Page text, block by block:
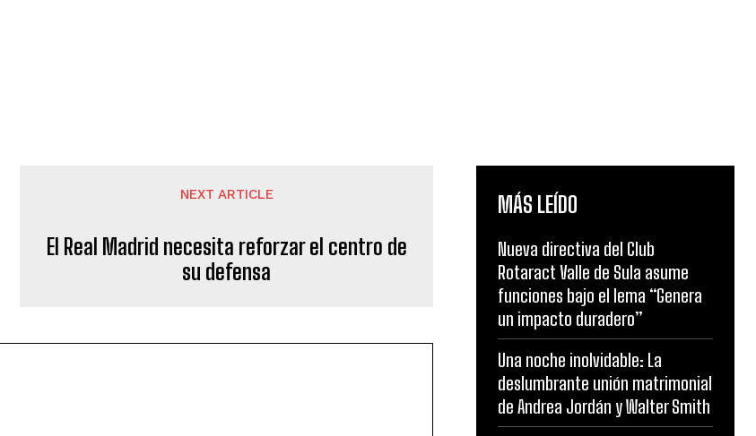
NEXT ARTICLE
El Real Madrid necesita reforzar el centro de
su defensa
MÁS LEÍDO
Nueva directiva del Club
Rotaract Valle de Sula asume
funciones bajo el lema “Genera
un impacto duradero”
Una noche inolvidable: La
deslumbrante unión matrimonial
de Andrea Jordán y Walter Smith